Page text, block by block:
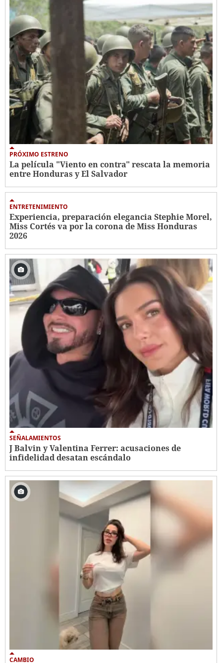
PRÓXIMO ESTRENO
La película "Viento en contra" rescata la memoria
entre Honduras y El Salvador
ENTRETENIMIENTO
Experiencia, preparación elegancia Stephie Morel,
Miss Cortés va por la corona de Miss Honduras
2026
SEÑALAMIENTOS
J Balvin y Valentina Ferrer: acusaciones de
infidelidad desatan escándalo
CAMBIO